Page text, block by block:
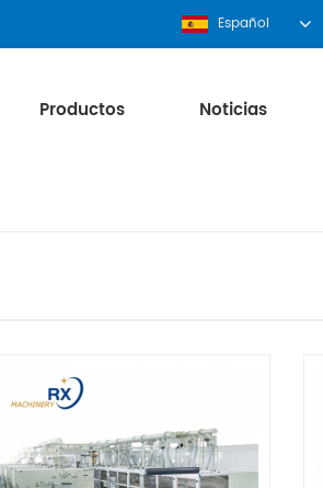
Español
Productos Noticias